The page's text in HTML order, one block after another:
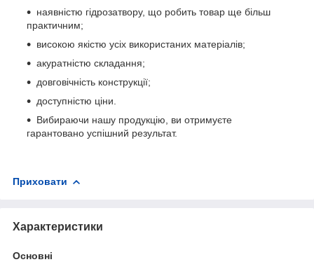
наявністю гідрозатвору, що робить товар ще більш
практичним;
високою якістю усіх використаних матеріалів;
акуратністю складання;
довговічність конструкції;
доступністю ціни.
Вибираючи нашу продукцію, ви отримуєте
гарантовано успішний результат.
Приховати
Характеристики
Основні